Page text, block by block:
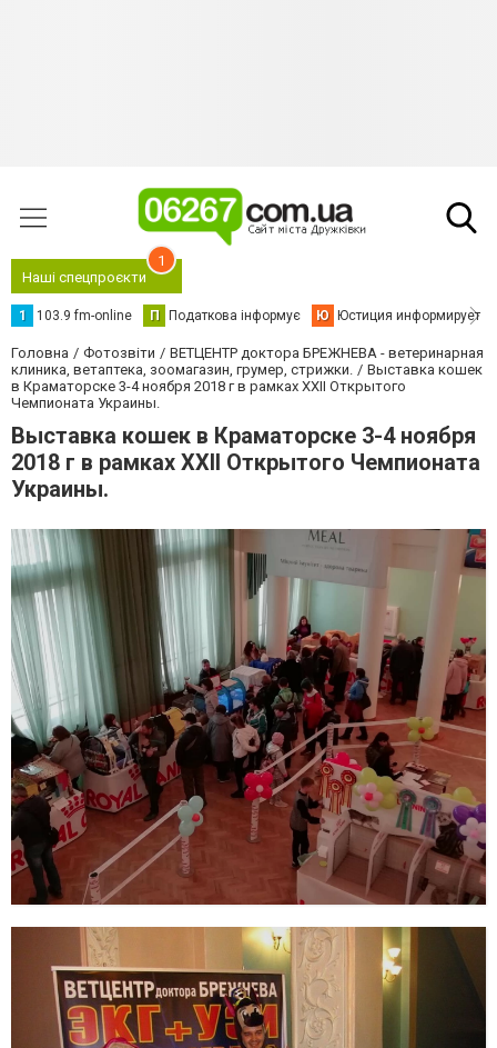
Наші спецпроєкти
1
1 103.9 fm-online П Податкова інформує Ю Юстиция информирует
Головна Фотозвіти
ВЕТЦЕНТР доктора БРЕЖНЕВА - ветеринарная
клиника, ветаптека, зоомагазин, грумер, стрижки.
Выставка кошек
в Краматорске 3-4 ноября 2018 г в рамках ХХII Открытого
Чемпионата Украины.
Выставка кошек в Краматорске 3-4 ноября
2018 г в рамках ХХII Открытого Чемпионата
Украины.